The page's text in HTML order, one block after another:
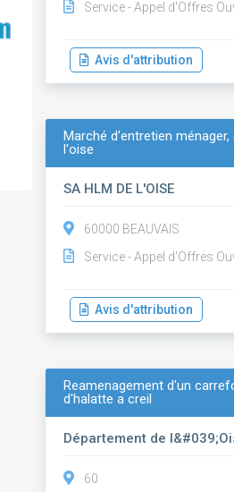
Service - Appel d'Offres
Avis d'attribution
Marché d'entretien
l'oise
SA HLM DE L'OISE
60000 BEAUVAIS
Service - Appel d'Offres
Avis d'attribution
Reamenagement d'un
d'halatte a creil
Département de
60